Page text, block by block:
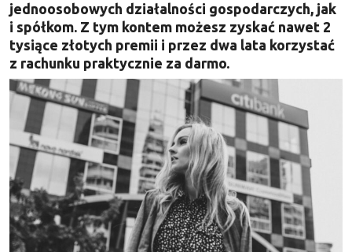
jednoosobowych działalności gospodarczych, jak
i spółkom. Z tym kontem możesz zyskać nawet 2
tysiące złotych premii i przez dwa lata korzystać
z rachunku praktycznie za darmo.